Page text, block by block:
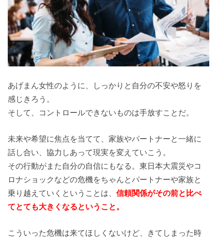
あげまん女性のように、しっかりと自分の不安や怒りを
感じきろう。
そして、コントロールできないものは手放すことだ。
未来や希望に焦点を当てて、家族やパートナーと一緒に
話し合い、協力しあって現実を変えていこう。
その行動がまた自分の自信にもなる。東日本大震災やコ
ロナショックなどの危機をちゃんとパートナーや家族と
乗り越えていくということは、信頼関係がその前と比べ
てとても大きくなるということ。
こういった危機は来てほしくないけど、きてしまった時